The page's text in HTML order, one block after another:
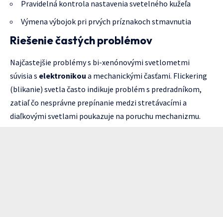
Pravidelná kontrola nastavenia svetelného kužeľa
Výmena výbojok pri prvých príznakoch stmavnutia
Riešenie častých problémov
Najčastejšie problémy s bi-xenónovými svetlometmi
súvisia s elektronikou a mechanickými časťami. Flickering
(blikanie) svetla často indikuje problém s predradníkom,
zatiaľ čo nesprávne prepínanie medzi stretávacími a
diaľkovými svetlami poukazuje na poruchu mechanizmu.